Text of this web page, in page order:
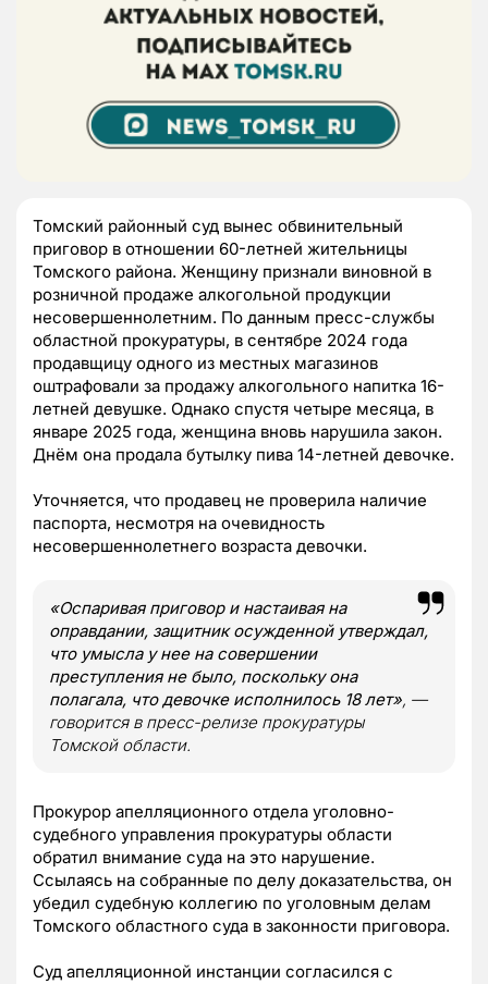
Томский районный суд вынес обвинительный
приговор в отношении 60-летней жительницы
Томского района. Женщину признали виновной в
розничной продаже алкогольной продукции
несовершеннолетним. По данным пресс-службы
областной прокуратуры, в сентябре 2024 года
продавщицу одного из местных магазинов
оштрафовали за продажу алкогольного напитка 16-
летней девушке. Однако спустя четыре месяца, в
январе 2025 года, женщина вновь нарушила закон.
Днём она продала бутылку пива 14-летней девочке.
Уточняется, что продавец не проверила наличие
паспорта, несмотря на очевидность
несовершеннолетнего возраста девочки.
«Оспаривая приговор и настаивая на
оправдании, защитник осужденной утверждал,
что умысла у нее на совершении
преступления не было, поскольку она
полагала, что девочке исполнилось 18 лет», —
говорится в пресс-релизе прокуратуры
Томской области.
Прокурор апелляционного отдела уголовно-
судебного управления прокуратуры области
обратил внимание суда на это нарушение.
Ссылаясь на собранные по делу доказательства, он
убедил судебную коллегию по уголовным делам
Томского областного суда в законности приговора.
Суд апелляционной инстанции согласился с